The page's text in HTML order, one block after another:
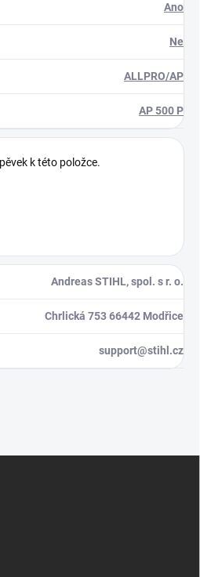
Ano
Ne
ALLPRO/AP
AP 500 P
k této položce.
Andreas STIHL, spol. s r. o.
Chrlická 753 66442 Modřice
support@stihl.cz